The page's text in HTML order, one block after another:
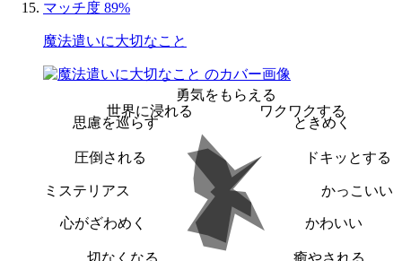
マッチ度 89%
魔法遣いに大切なこと
勇気をもらえる
ワクワクする
ときめく
ドキッとする
かっこいい
かわいい
癒やされる
切なくなる
心がざわめく
ミステリアス
圧倒される
思慮を巡らす
世界に浸れる